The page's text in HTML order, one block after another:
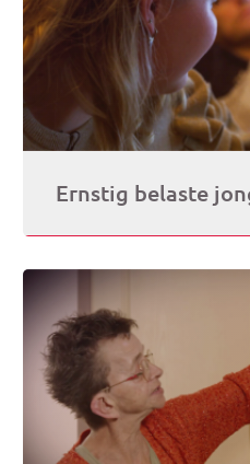
Ernstig belaste